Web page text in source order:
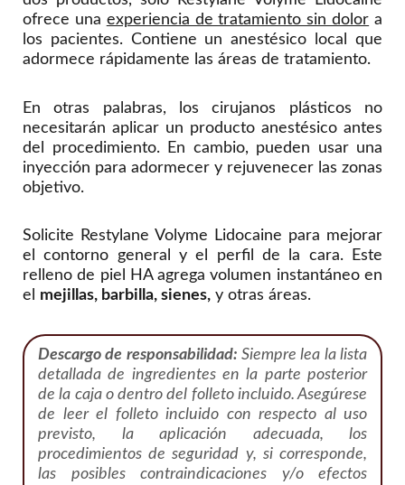
ofrece una experiencia de tratamiento sin dolor a
los pacientes. Contiene un anestésico local que
adormece rápidamente las áreas de tratamiento.
En otras palabras, los cirujanos plásticos no
necesitarán aplicar un producto anestésico antes
del procedimiento. En cambio, pueden usar una
inyección para adormecer y rejuvenecer las zonas
objetivo.
Solicite Restylane Volyme Lidocaine para mejorar
el contorno general y el perfil de la cara. Este
relleno de piel HA agrega volumen instantáneo en
el mejillas, barbilla, sienes, y otras áreas.
Descargo de responsabilidad: Siempre lea la lista
detallada de ingredientes en la parte posterior
de la caja o dentro del folleto incluido. Asegúrese
de leer el folleto incluido con respecto al uso
previsto, la aplicación adecuada, los
procedimientos de seguridad y, si corresponde,
las posibles contraindicaciones y/o efectos